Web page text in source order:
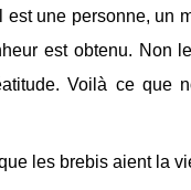
est une personne, un
est obtenu. Non
Voilà ce que
les brebis aient la